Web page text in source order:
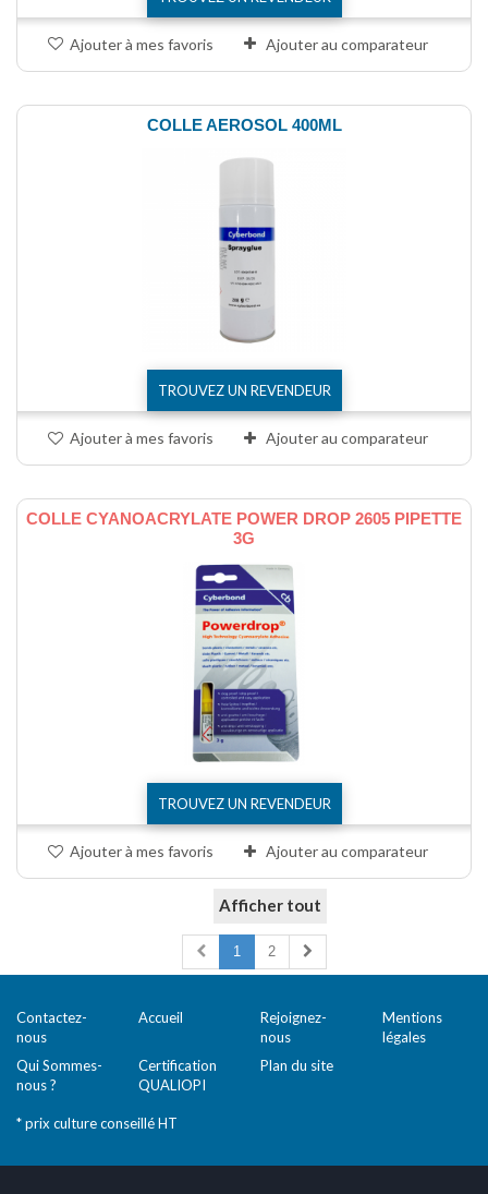
Ajouter à mes favoris Ajouter au comparateur
COLLE AEROSOL 400ML
TROUVEZ UN REVENDEUR
Ajouter à mes favoris Ajouter au comparateur
COLLE CYANOACRYLATE POWER DROP 2605 PIPETTE
3G
TROUVEZ UN REVENDEUR
Ajouter à mes favoris Ajouter au comparateur
Afficher tout
1 2
Contactez-
nous
Accueil
Rejoignez-
nous
Mentions
légales
Qui Sommes-
nous ?
Certification
QUALIOPI
Plan du site
* prix culture conseillé HT